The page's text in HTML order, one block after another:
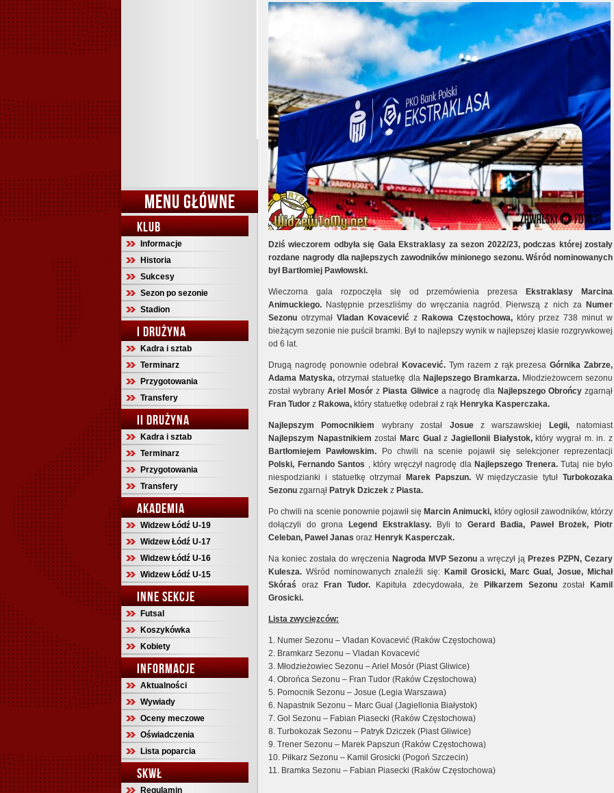
MENU GŁÓWNE
KLUB
Informacje
Historia
Sukcesy
Sezon po sezonie
Stadion
I DRUŻYNA
Kadra i sztab
Terminarz
Przygotowania
Transfery
II DRUŻYNA
Kadra i sztab
Terminarz
Przygotowania
Transfery
AKADEMIA
Widzew Łódź U-19
Widzew Łódź U-17
Widzew Łódź U-16
Widzew Łódź U-15
INNE SEKCJE
Futsal
Koszykówka
Kobiety
INFORMACJE
Aktualności
Wywiady
Oceny meczowe
Oświadczenia
Lista poparcia
SKWŁ
Regulamin
Dziś wieczorem odbyła się Gala Ekstraklasy za sezon 2022/23, podczas której zostały
rozdane nagrody dla najlepszych zawodników minionego sezonu. Wśród nominowanych
był Bartłomiej Pawłowski.
Wieczorna gala rozpoczęła się od przemówienia prezesa
Ekstraklasy Marcina
Animuckiego. Następnie przeszliśmy do wręczania nagród. Pierwszą z nich za Numer
Sezonu otrzymałVladan Kovacević z Rakowa Częstochowa,który przez 738 minut w
bieżącym sezonie nie puścił bramki. Był to najlepszy wynik w najlepszej klasie rozgrywkowej
od 6 lat.
Drugą nagrodę ponownie odebrał Kovacević. Tym razem z rąk prezesaGórnika Zabrze,
Adama Matyska, otrzymał statuetkę dla Najlepszego Bramkarza.Młodzieżowcem sezonu
został wybranyAriel Mosór z Piasta Gliwicea nagrodę dla Najlepszego Obrońcyzgarnął
Fran Tudor z Rakowa, który statuetkę odebrał z rąk Henryka Kasperczaka.
Najlepszym Pomocnikiem wybrany został Josuez warszawskiej Legii,natomiast
Najlepszym Napastnikiem został Marc Gual zJagiellonii Białystok, który wygrał m. in. z
Bartłomiejem Pawłowskim. Po chwili na scenie pojawił się selekcjoner reprezentacji
Polski, Fernando Santos , który wręczył nagrodę dla Najlepszego Trenera.Tutaj nie było
niespodzianki i statuetkę otrzymał
Marek Papszun. W międzyczasie tytułTurbokozaka
Sezonu zgarnął Patryk Dziczek z Piasta.
Po chwili na scenie ponownie pojawił się Marcin Animucki, który ogłosił zawodników, którzy
dołączyli do grona
Legend Ekstraklasy.Byli toGerard Badia, Paweł Brożek, Piotr
Celeban, Paweł Janas oraz Henryk Kasperczak.
Na koniec została do wręczenia Nagroda MVP Sezonu a wręczył ją Prezes PZPN, Cezary
Kulesza. Wśród nominowanych znaleźli się: Kamil Grosicki, Marc Gual, Josue, Michał
Skóraś oraz Fran Tudor. Kapituła zdecydowała, że Piłkarzem Sezonuzostał
Kamil
Grosicki.
Lista zwycięzców:
1. Numer Sezonu – Vladan Kovacević (Raków Częstochowa)
2. Bramkarz Sezonu – Vladan Kovacević
3. Młodzieżowiec Sezonu – Ariel Mosór (Piast Gliwice)
4. Obrońca Sezonu – Fran Tudor (Raków Częstochowa)
5. Pomocnik Sezonu – Josue (Legia Warszawa)
6. Napastnik Sezonu – Marc Gual (Jagiellonia Białystok)
7. Gol Sezonu – Fabian Piasecki (Raków Częstochowa)
8. Turbokozak Sezonu – Patryk Dziczek (Piast Gliwice)
9. Trener Sezonu – Marek Papszun (Raków Częstochowa)
10. Piłkarz Sezonu – Kamil Grosicki (Pogoń Szczecin)
11. Bramka Sezonu – Fabian Piasecki (Raków Częstochowa)